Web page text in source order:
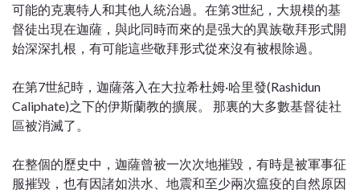
可能的克裏特人和其他人統治過。在第3世紀，大規模的基
督徒出現在迦薩，與此同時而來的是强大的異族敬拜形式開
始深深扎根，有可能這些敬拜形式從來沒有被根除過。
在第7世紀時，迦薩落入在大拉希杜姆·哈里發(Rashidun
Caliphate)之下的伊斯蘭教的擴展。 那裏的大多數基督徒社
區被消滅了。
在整個的歷史中，迦薩曾被一次次地摧毀，有時是被軍事征
服摧毀，也有因諸如洪水、地震和至少兩次瘟疫的自然原因